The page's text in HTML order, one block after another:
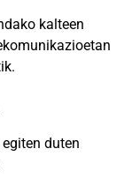
kalteen
duten